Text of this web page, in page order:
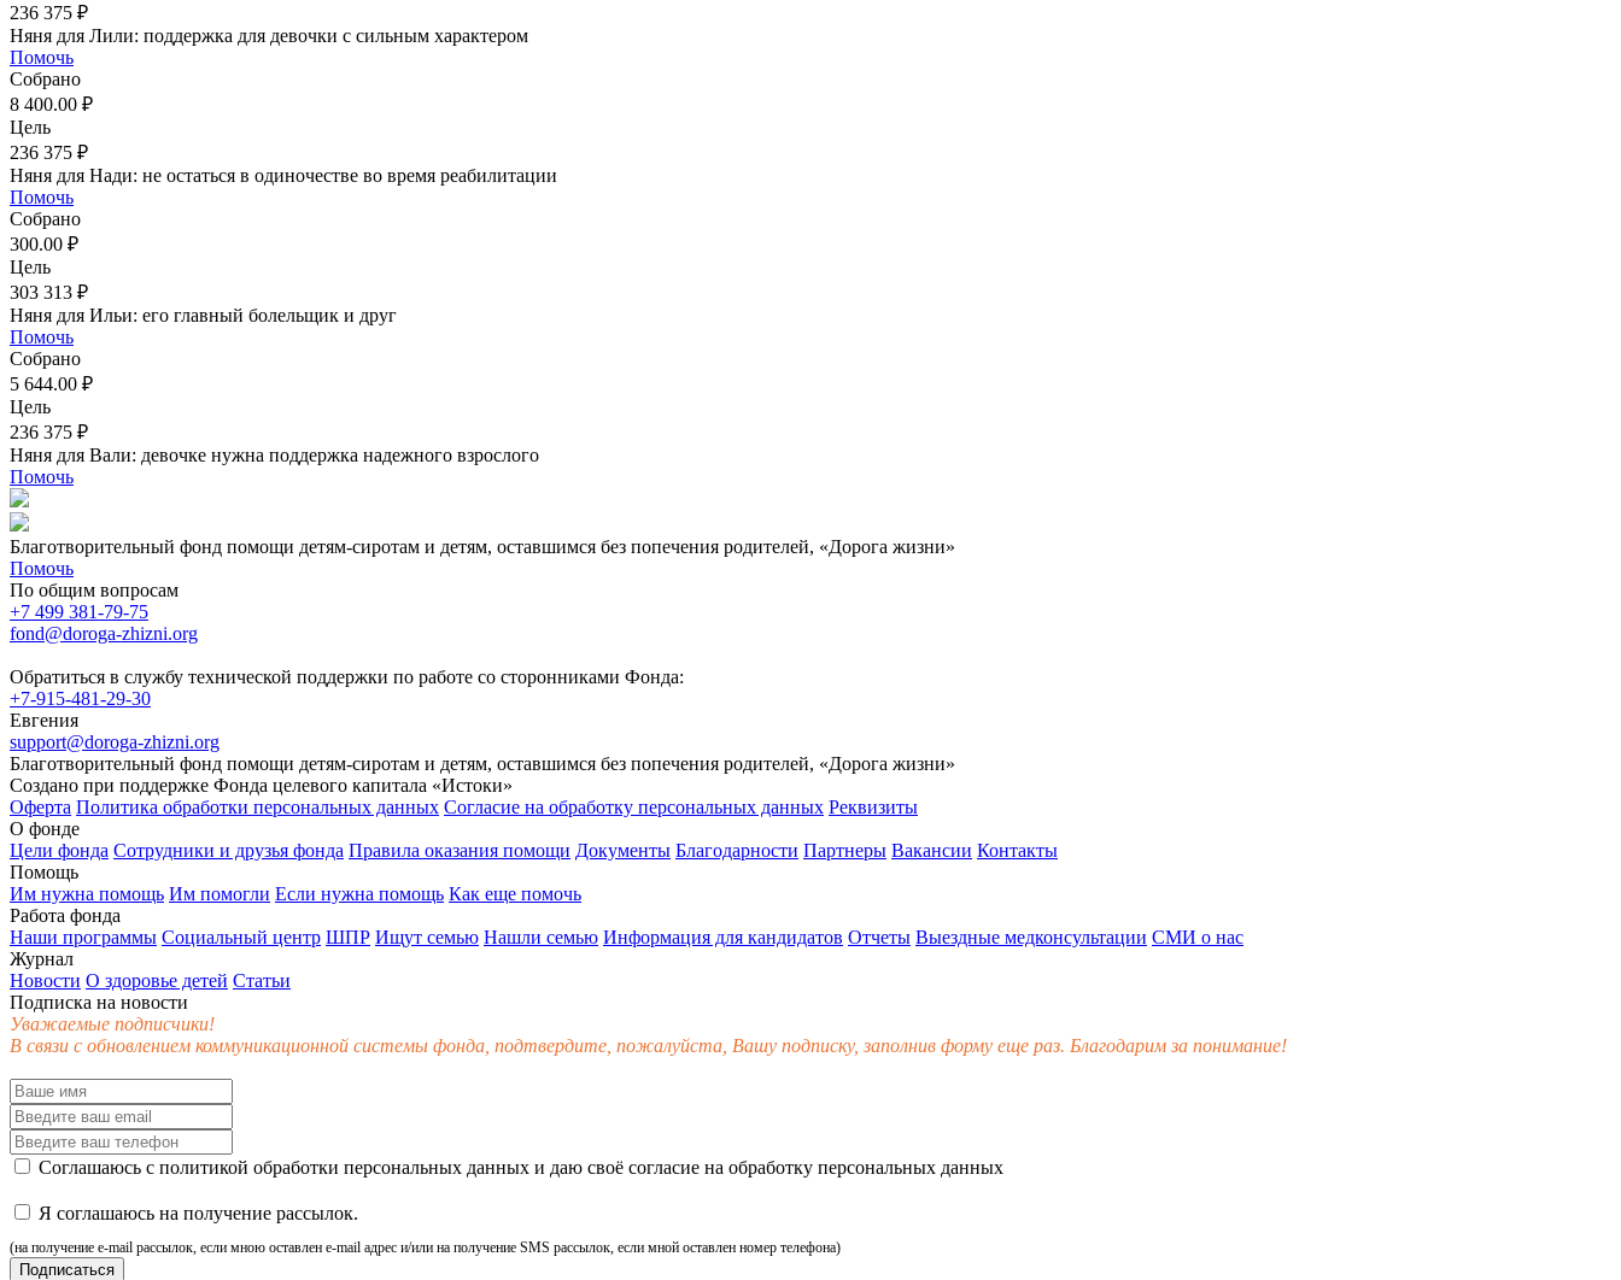
236 375 ₽
Няня для Лили: поддержка для девочки с сильным характером
Помочь
Собрано
8 400.00 ₽
Цель
236 375 ₽
Няня для Нади: не остаться в одиночестве во время реабилитации
Помочь
Собрано
300.00 ₽
Цель
303 313 ₽
Няня для Ильи: его главный болельщик и друг
Помочь
Собрано
5 644.00 ₽
Цель
236 375 ₽
Няня для Вали: девочке нужна поддержка надежного взрослого
Помочь
Благотворительный фонд помощи детям-сиротам и детям, оставшимся без попечения родителей, «Дорога жизни»
Помочь
По общим вопросам
+7 499 381-79-75
fond@doroga-zhizni.org
Обратиться в службу технической поддержки по работе со сторонниками Фонда:
+7-915-481-29-30
Евгения
support@doroga-zhizni.org
Благотворительный фонд помощи детям-сиротам и детям, оставшимся без попечения родителей, «Дорога жизни»
Создано при поддержке Фонда целевого капитала «Истоки»
Оферта Политика обработки персональных данных Согласие на обработку персональных данных Реквизиты
О фонде
Цели фонда Сотрудники и друзья фонда Правила оказания помощи Документы Благодарности Партнеры Вакансии Контакты
Помощь
Им нужна помощь Им помогли Если нужна помощь Как еще помочь
Работа фонда
Наши программы Социальный центр ШПР Ищут семью Нашли семью Информация для кандидатов Отчеты Выездные медконсультации СМИ о нас
Журнал
Новости О здоровье детей Статьи
Подписка на новости
Уважаемые подписчики!
В связи с обновлением коммуникационной системы фонда, подтвердите, пожалуйста, Вашу подписку, заполнив форму еще раз. Благодарим за понимание!
Соглашаюсь с политикой обработки персональных данных и даю своё согласие на обработку персональных данных
Я соглашаюсь на получение рассылок.
(на получение e-mail рассылок, если мною оставлен e-mail адрес и/или на получение SMS рассылок, если мной оставлен номер телефона)
Подписаться